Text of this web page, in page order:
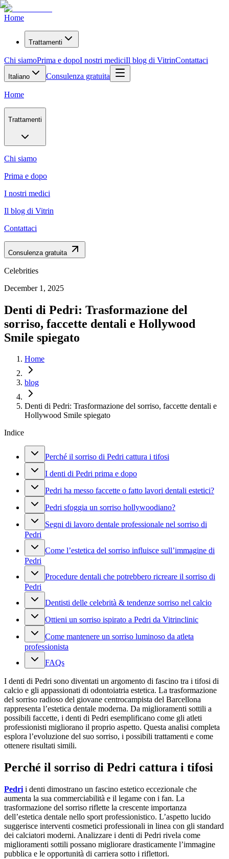
Home
Trattamenti
Chi siamoPrima e dopoI nostri mediciIl blog di VitrinContattaci
Italiano Consulenza gratuita
Home
Trattamenti
Chi siamo
Prima e dopo
I nostri medici
Il blog di Vitrin
Contattaci
Consulenza gratuita
Celebrities
December 1, 2025
Denti di Pedri: Trasformazione del
sorriso, faccette dentali e Hollywood
Smile spiegato
Home
blog
Denti di Pedri: Trasformazione del sorriso, faccette dentali e
Hollywood Smile spiegato
Indice
Perché il sorriso di Pedri cattura i tifosi
I denti di Pedri prima e dopo
Pedri ha messo faccette o fatto lavori dentali estetici?
Pedri sfoggia un sorriso hollywoodiano?
Segni di lavoro dentale professionale nel sorriso di
Pedri
Come l’estetica del sorriso influisce sull’immagine di
Pedri
Procedure dentali che potrebbero ricreare il sorriso di
Pedri
Dentisti delle celebrità & tendenze sorriso nel calcio
Ottieni un sorriso ispirato a Pedri da Vitrinclinic
Come mantenere un sorriso luminoso da atleta
professionista
FAQs
I denti di Pedri sono diventati un argomento di fascino tra i tifosi di
calcio e gli appassionati di odontoiatria estetica. La trasformazione
del sorriso radioso del giovane centrocampista del Barcellona
rappresenta l’estetica dentale moderna. Da miglioramenti sottili a
possibili faccette, i denti di Pedri esemplificano come gli atleti
professionisti migliorano il proprio aspetto. Questa analisi completa
esplora l’evoluzione del suo sorriso, i possibili trattamenti e come
ottenere risultati simili.
Perché il sorriso di Pedri cattura i tifosi
Pedri i denti dimostrano un fascino estetico eccezionale che
aumenta la sua commerciabilità e il legame con i fan. La
trasformazione del sorriso riflette la crescente importanza
dell’estetica dentale nello sport professionistico. L’aspetto lucido
suggerisce interventi cosmetici professionali in linea con gli standard
dei calciatori moderni. Analizzare i denti di Pedri rivela come
miglioramenti sottili possano migliorare drasticamente l’immagine
pubblica e le opportunità di carriera sotto i riflettori.